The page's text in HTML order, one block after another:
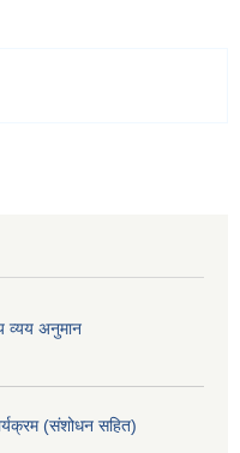
व्यय अनुमान
(संशोधन सहित)